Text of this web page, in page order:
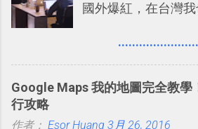
國外爆紅，在台灣
理，到底 Slack 有
有機會在一個專案合
Google Maps 我的地圖完全教學
行攻略
作者： Esor Huang 3月 26, 2016